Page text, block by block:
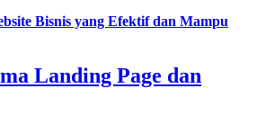
Bisnis yang Efektif dan Mampu
Landing Page dan